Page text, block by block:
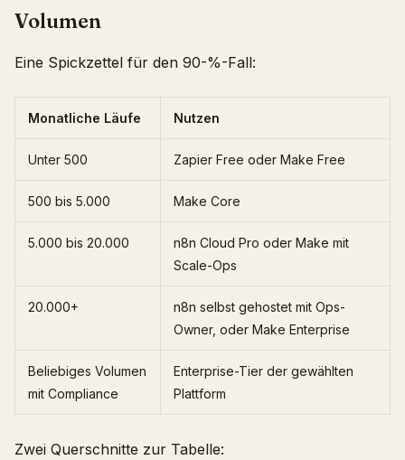
Volumen
Eine Spickzettel für den 90-%-Fall:
Monatliche Läufe Nutzen
Unter 500 Zapier Free oder Make Free
500 bis 5.000 Make Core
5.000 bis 20.000
n8n Cloud Pro oder Make mit
Scale-Ops
20.000+
n8n selbst gehostet mit Ops-
Owner, oder Make Enterprise
Beliebiges Volumen
mit Compliance
Enterprise-Tier der gewählten
Plattform
Zwei Querschnitte zur Tabelle: